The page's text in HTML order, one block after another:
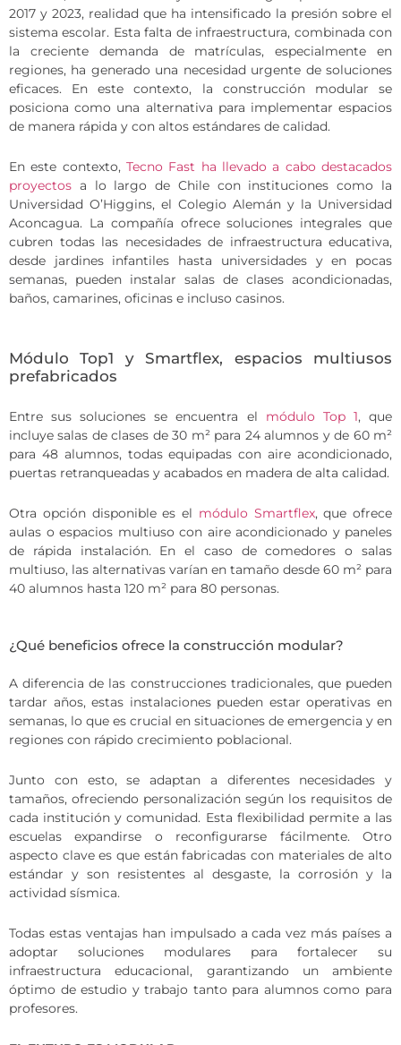
2017 y 2023, realidad que ha intensificado la presión sobre el
sistema escolar. Esta falta de infraestructura, combinada con
la creciente demanda de matrículas, especialmente en
regiones, ha generado una necesidad urgente de soluciones
eficaces. En este contexto, la construcción modular se
posiciona como una alternativa para implementar espacios
de manera rápida y con altos estándares de calidad.
En este contexto, Tecno Fast ha llevado a cabo destacados
proyectos a lo largo de Chile con instituciones como la
Universidad O’Higgins, el Colegio Alemán y la Universidad
Aconcagua. La compañía ofrece soluciones integrales que
cubren todas las necesidades de infraestructura educativa,
desde jardines infantiles hasta universidades y en pocas
semanas, pueden instalar salas de clases acondicionadas,
baños, camarines, oficinas e incluso casinos.
Módulo Top1 y Smartflex, espacios multiusos
prefabricados
Entre sus soluciones se encuentra el módulo Top 1, que
incluye salas de clases de 30 m² para 24 alumnos y de 60 m²
para 48 alumnos, todas equipadas con aire acondicionado,
puertas retranqueadas y acabados en madera de alta calidad.
Otra opción disponible es el módulo Smartflex, que ofrece
aulas o espacios multiuso con aire acondicionado y paneles
de rápida instalación. En el caso de comedores o salas
multiuso, las alternativas varían en tamaño desde 60 m² para
40 alumnos hasta 120 m² para 80 personas.
¿Qué beneficios ofrece la construcción modular?
A diferencia de las construcciones tradicionales, que pueden
tardar años, estas instalaciones pueden estar operativas en
semanas, lo que es crucial en situaciones de emergencia y en
regiones con rápido crecimiento poblacional.
Junto con esto, se adaptan a diferentes necesidades y
tamaños, ofreciendo personalización según los requisitos de
cada institución y comunidad. Esta flexibilidad permite a las
escuelas expandirse o reconfigurarse fácilmente. Otro
aspecto clave es que están fabricadas con materiales de alto
estándar y son resistentes al desgaste, la corrosión y la
actividad sísmica.
Todas estas ventajas han impulsado a cada vez más países a
adoptar soluciones modulares para fortalecer su
infraestructura educacional, garantizando un ambiente
óptimo de estudio y trabajo tanto para alumnos como para
profesores.